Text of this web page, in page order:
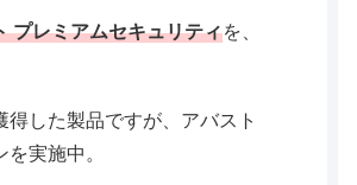
プレミアムセキュリティを、
した製品ですが、アバスト
実施中。